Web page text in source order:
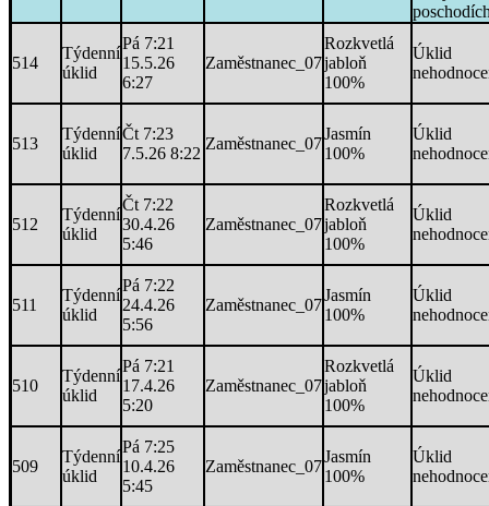
514
Týdenní
úklid
Pá 7:21
15.5.26
6:27
Zaměstnanec_07
Rozkvetlá
jabloň
100%
Úklid
513
Týdenní
úklid
Čt 7:23
7.5.26 8:22
Zaměstnanec_07
Jasmín
100%
Úklid
512
Týdenní
úklid
Čt 7:22
30.4.26
5:46
Zaměstnanec_07
Rozkvetlá
jabloň
100%
Úklid
511
Týdenní
úklid
Pá 7:22
24.4.26
5:56
Zaměstnanec_07
Jasmín
100%
Úklid
510
Týdenní
úklid
Pá 7:21
17.4.26
5:20
Zaměstnanec_07
Rozkvetlá
jabloň
100%
Úklid
509
Týdenní
úklid
Pá 7:25
10.4.26
5:45
Zaměstnanec_07
Jasmín
100%
Úklid